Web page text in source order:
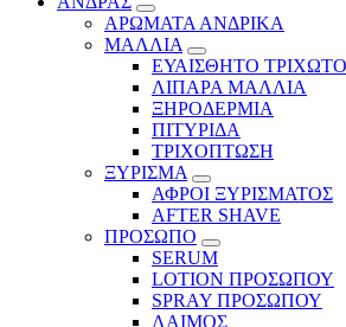
ΑΡΩΜΑΤΑ ΑΝΔΡΙΚΑ
ΜΑΛΛΙΑ
ΕΥΑΙΣΘΗΤΟ ΤΡΙΧΩΤΟ
ΛΙΠΑΡΑ ΜΑΛΛΙΑ
ΞΗΡΟΔΕΡΜΙΑ
ΠΙΤΥΡΙΔΑ
ΤΡΙΧΟΠΤΩΣΗ
ΞΥΡΙΣΜΑ
ΑΦΡΟΙ ΞΥΡΙΣΜΑΤΟΣ
AFTER SHAVE
ΠΡΟΣΩΠΟ
SERUM
LOTION ΠΡΟΣΩΠΟΥ
SPRAY ΠΡΟΣΩΠΟΥ
ΛΑΙΜΟΣ